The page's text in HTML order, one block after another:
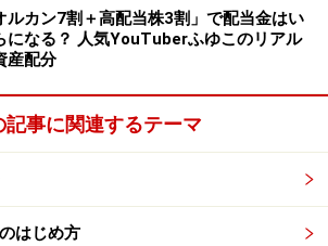
ルカン7割＋高配当株3割」で配当金はい
になる？ 人気YouTuberふゆこのリアル
産配分
記事に関連するテーマ
はじめ方